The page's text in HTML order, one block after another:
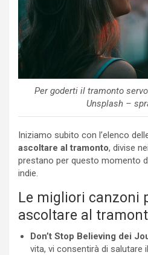
Per goderti il tramonto
Unsplash –
Iniziamo subito con l’elenco
ascoltare al tramonto, divise
prestano per questo momento
indie.
Le migliori canzoni
ascoltare al
Don’t Stop Believing dei
vita, vi consentirà di salutare